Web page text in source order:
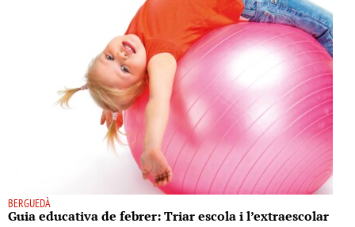
BERGUEDÀ
Guia educativa de febrer: Triar escola i l’extraescolar